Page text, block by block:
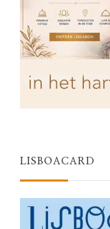
LISBOACARD